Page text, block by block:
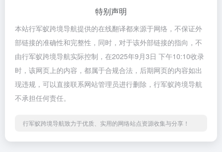
特别声明
本站行军蚁跨境导航提供的在线翻译都来源于网络，不保证外
部链接的准确性和完整性，同时，对于该外部链接的指向，不
由行军蚁跨境导航实际控制，在2025年9月3日 下午10:10收录
时，该网页上的内容，都属于合规合法，后期网页的内容如出
现违规，可以直接联系网站管理员进行删除，行军蚁跨境导航
不承担任何责任。
行军蚁跨境导航致力于优质、实用的网络站点资源收集与分享！